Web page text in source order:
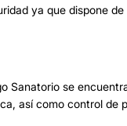
ya que dispone de
Sanatorio se
así como control de